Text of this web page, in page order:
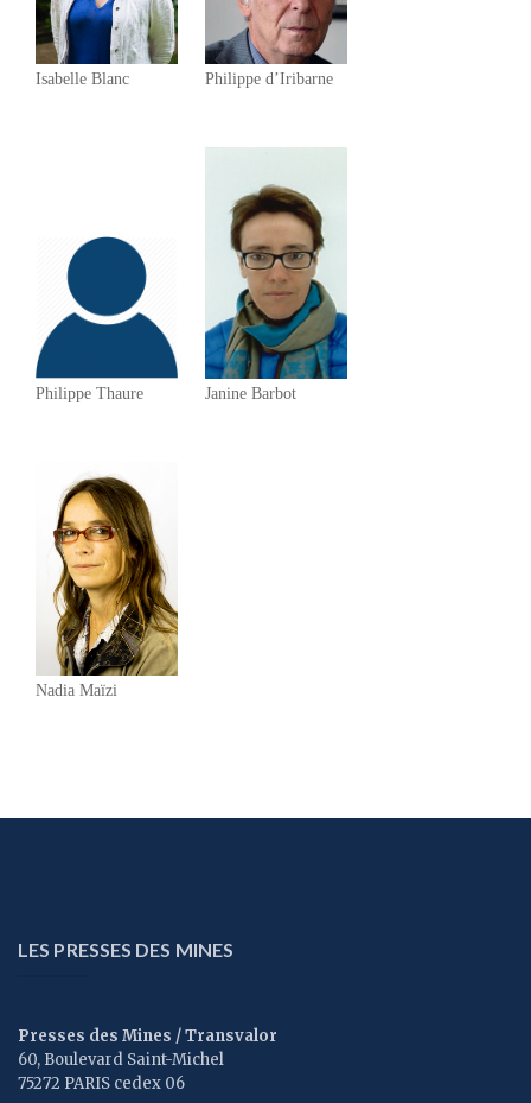
Isabelle Blanc Philippe d’Iribarne
Philippe Thaure Janine Barbot
Nadia Maïzi
LES PRESSES DES MINES
Presses des Mines / Transvalor
60, Boulevard Saint-Michel
75272 PARIS cedex 06